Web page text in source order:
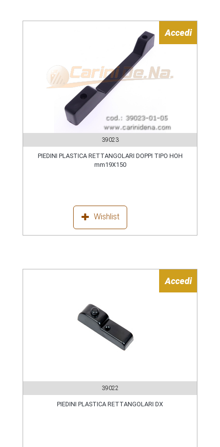
Accedi
39023
PIEDINI PLASTICA RETTANGOLARI DOPPI TIPO HOH
mm19X150
Wishlist
Accedi
39022
PIEDINI PLASTICA RETTANGOLARI DX